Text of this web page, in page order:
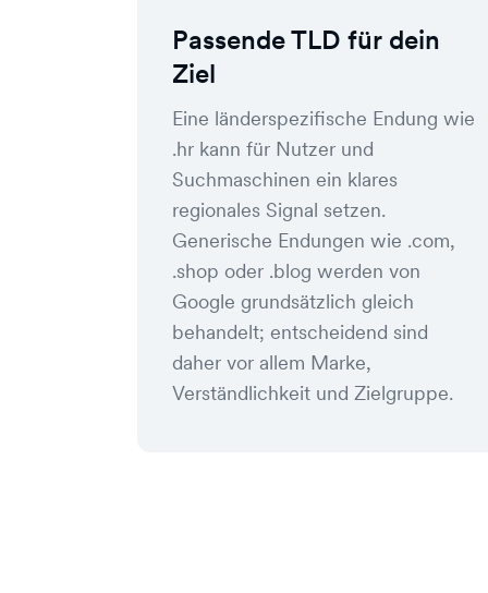
Passende TLD für dein
Ziel
Eine länderspezifische Endung wie
.hr kann für Nutzer und
Suchmaschinen ein klares
regionales Signal setzen.
Generische Endungen wie .com,
.shop oder .blog werden von
Google grundsätzlich gleich
behandelt; entscheidend sind
daher vor allem Marke,
Verständlichkeit und Zielgruppe.